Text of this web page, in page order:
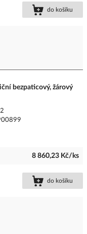
do košíku
bezpaticový, žárový
8 860,23 Kč/ks
do košíku